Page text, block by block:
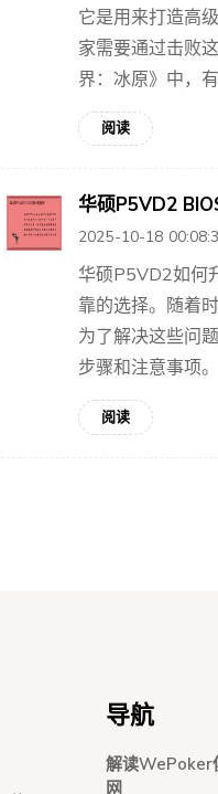
它是用来打造高
家需要通过击败
界：冰原》中，
阅读
华硕P5VD2
2025-10-18
华硕P5VD2如何
靠的选择。随着
为了解决这些问
步骤和注意事项
阅读
导航
解读WePoker
网